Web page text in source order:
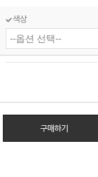
색상
구매하기